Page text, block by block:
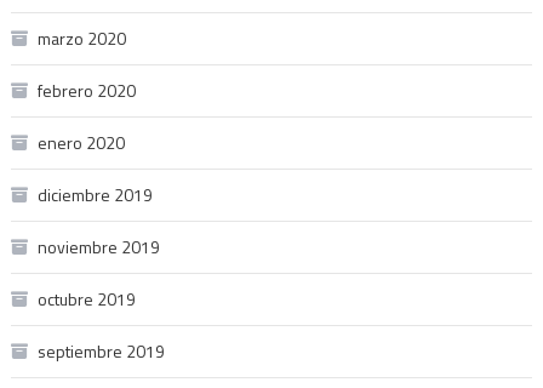
marzo 2020
febrero 2020
enero 2020
diciembre 2019
noviembre 2019
octubre 2019
septiembre 2019